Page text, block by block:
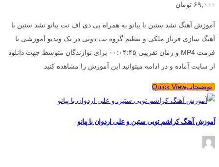
۶۹,۰۰۰ تومان
آموزش آهنگ نشد ستین با پیانو به همراه پی دی اف نت پیانو نشد ستین با
آهنگ سازی فرناز ملکی و تنظیم گروه نت دونی در یک ویدیو آموزشی با
فرمت MP4 و زمان تقریبی ۰۰:۰۴:۴۵ برای نوازندگان متوسط جهت دانلود
از سایت آماده و در ادامه میتوانید این آموزش را مشاهده کنید
توضیحاتQuick View
آموزش آهنگ کراشم تویی ستین و علی اردوان با پیانو